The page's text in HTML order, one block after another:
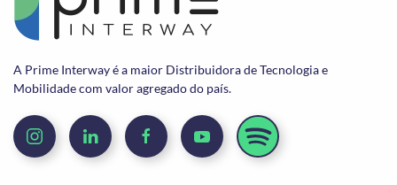
A Prime Interway é a maior Distribuidora de Tecnologia e
Mobilidade com valor agregado do país.